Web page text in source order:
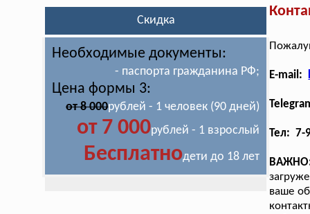
Скидка
Необходимые документы:
- паспорта гражданина РФ;
Цена формы 3:
от 8 000рублей - 1 человек (90 дней)
от 7 000рублей - 1 взрослый
Бесплатнодети до 18 лет
E-mail:
Тел: 7-
ваше